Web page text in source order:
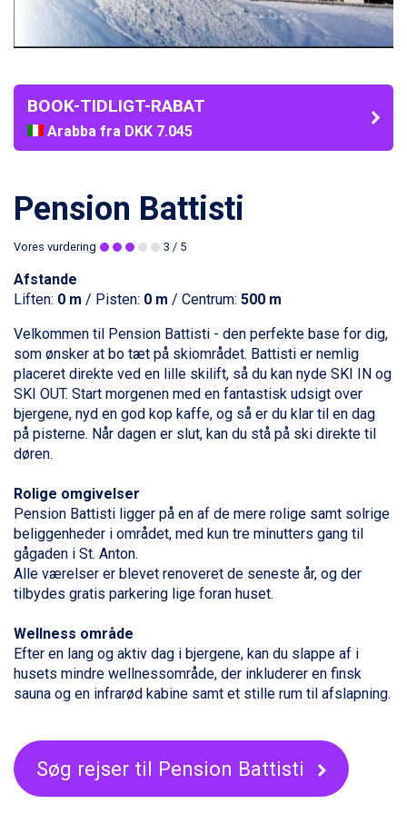
BOOK-TIDLIGT-RABAT
Arabba fra DKK 7.045
La Thuile fra DKK 4.595
Cervinia fra DKK 5.295
Bad Hofgastein fra DKK 5.495
Saalbach fra DKK 5.945
Sölden fra DKK 8.445
Champoluc fra DKK 3.795
Sestriere fra DKK 4.395
Wagrain fra DKK 4.645
Ischgl fra DKK 7.095
Fieberbrunn fra DKK 6.145
St. Anton fra DKK 7.245
Zell am See fra DKK 4.095
Canazei fra DKK 4.745
Livigno fra DKK 4.145
Sauze dOulx fra DKK 4.045
Alleghe fra DKK 5.595
Bad Gastein fra DKK 4.195
Arabba fra DKK 7.045
La Thuile fra DKK 4.595
Val Thorens fra DKK 5.395
Bad Hofgastein fra DKK 5.495
Passo Tonale fra DKK 3.795
Saalbach fra DKK 5.945
Sölden fra DKK 8.445
Ischgl fra DKK 7.095
Pension Battisti
Vores vurdering 3 / 5
Afstande
Liften: 0 m / Pisten: 0 m / Centrum: 500 m
Velkommen til Pension Battisti - den perfekte base for dig,
som ønsker at bo tæt på skiområdet. Battisti er nemlig
placeret direkte ved en lille skilift, så du kan nyde SKI IN og
SKI OUT. Start morgenen med en fantastisk udsigt over
bjergene, nyd en god kop kaffe, og så er du klar til en dag
på pisterne. Når dagen er slut, kan du stå på ski direkte til
døren.
Rolige omgivelser
Pension Battisti ligger på en af de mere rolige samt solrige
beliggenheder i området, med kun tre minutters gang til
gågaden i St. Anton.
Alle værelser er blevet renoveret de seneste år, og der
tilbydes gratis parkering lige foran huset.
Wellness område
Efter en lang og aktiv dag i bjergene, kan du slappe af i
husets mindre wellnessområde, der inkluderer en finsk
sauna og en infrarød kabine samt et stille rum til afslapning.
Søg rejser til Pension Battisti